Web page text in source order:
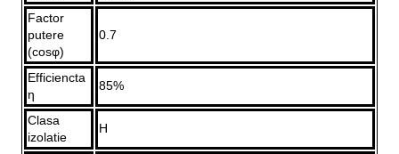
Factor
putere
(cosφ)
0.7
Efficiencta
η
85%
Clasa
izolatie
H